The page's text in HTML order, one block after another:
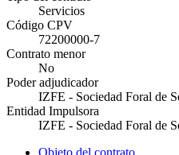
Servicios
Código CPV
72200000-7
Contrato menor
No
Poder adjudicador
IZFE - Sociedad Foral de
Entidad Impulsora
IZFE - Sociedad Foral de